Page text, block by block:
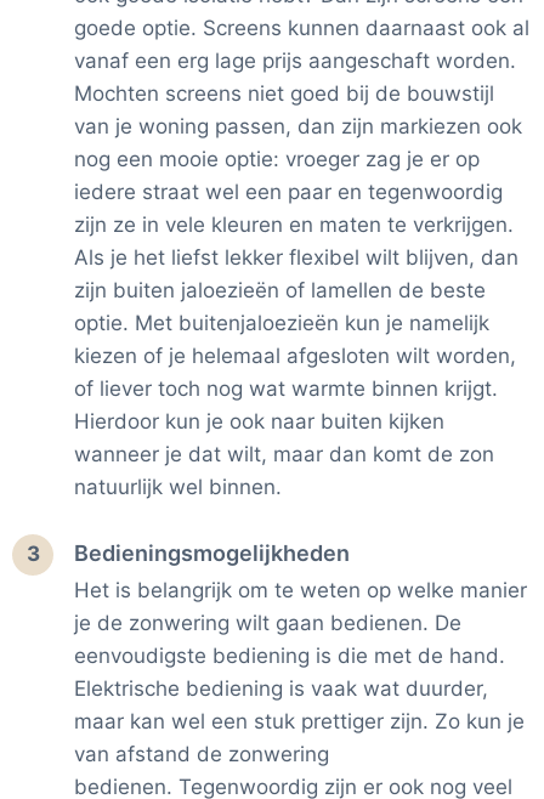
goede optie. Screens kunnen daarnaast ook al
vanaf een erg lage prijs aangeschaft worden.
Mochten screens niet goed bij de bouwstijl
van je woning passen, dan zijn markiezen ook
nog een mooie optie: vroeger zag je er op
iedere straat wel een paar en tegenwoordig
zijn ze in vele kleuren en maten te verkrijgen.
Als je het liefst lekker flexibel wilt blijven, dan
zijn buiten jaloezieën of lamellen de beste
optie. Met buitenjaloezieën kun je namelijk
kiezen of je helemaal afgesloten wilt worden,
of liever toch nog wat warmte binnen krijgt.
Hierdoor kun je ook naar buiten kijken
wanneer je dat wilt, maar dan komt de zon
natuurlijk wel binnen.
3 Bedieningsmogelijkheden
Het is belangrijk om te weten op welke manier
je de zonwering wilt gaan bedienen. De
eenvoudigste bediening is die met de hand.
Elektrische bediening is vaak wat duurder,
maar kan wel een stuk prettiger zijn. Zo kun je
van afstand de zonwering
bedienen. Tegenwoordig zijn er ook nog veel